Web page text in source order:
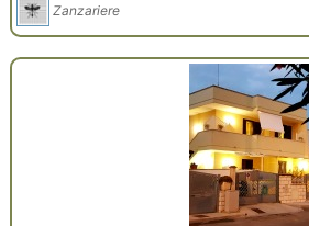
Zanzariere